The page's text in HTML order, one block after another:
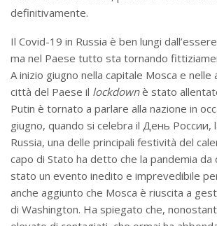
definitivamente.
Il Covid-19 in Russia è ben lungi
ma nel Paese tutto sta tornando
A inizio giugno nella capitale Mosca e nelle
città del Paese il lockdownè stato
Putin è tornato a parlare alla nazione in
giugno, quando si celebra il День России,
Russia, una delle principali festività del
capo di Stato ha detto che la pandemia da
stato un evento inedito e imprevedibile
anche aggiunto che Mosca è riuscita a
di Washington. Ha spiegato che,